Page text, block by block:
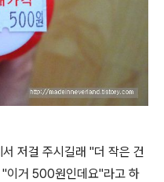
저걸 주시길래 "더 작은 건
"이거 500원인데요"라고 하